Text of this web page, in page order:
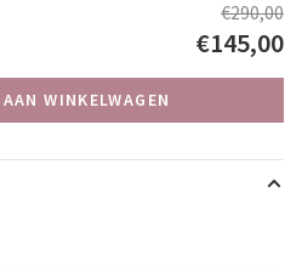
€290,00
€145,00
WINKELWAGEN